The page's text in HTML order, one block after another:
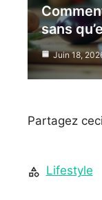
sans
Juin 18,
Partagez
Lifestyle